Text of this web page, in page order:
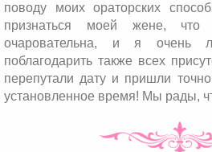
поводу моих ораторских
признаться моей жене, что
очаровательна, и я очень
поблагодарить также всех
перепутали дату и пришли
установленное время! Мы рады,